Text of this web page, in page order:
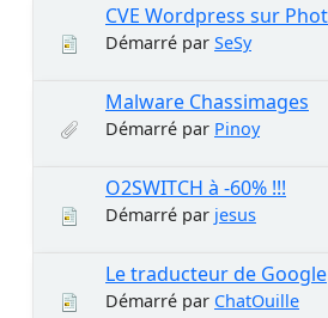
CVE Wordpress sur
Démarré par SeSy
Malware Chassimages
Démarré par Pinoy
O2SWITCH à -60% !!!
Démarré par jesus
Le traducteur de Google
Démarré par ChatOuille